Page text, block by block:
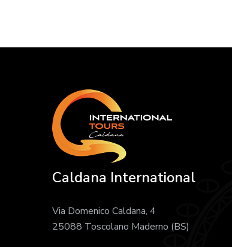
Caldana International
Via Domenico Caldana, 4
25088 Toscolano Maderno (BS)